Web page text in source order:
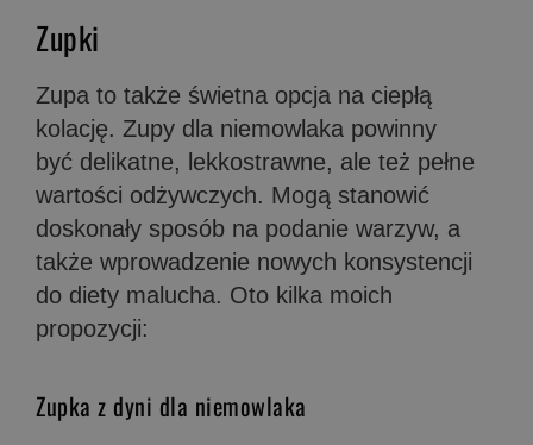
Zupki
Zupa to także świetna opcja na ciepłą
kolację. Zupy dla niemowlaka powinny
być delikatne, lekkostrawne, ale też pełne
wartości odżywczych. Mogą stanowić
doskonały sposób na podanie warzyw, a
także wprowadzenie nowych konsystencji
do diety malucha. Oto kilka moich
propozycji:
Zupka z dyni dla niemowlaka